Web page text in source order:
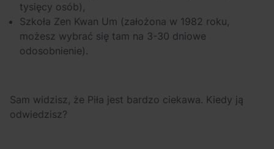
tysięcy osób),
Szkoła Zen Kwan Um (założona w 1982 roku,
możesz wybrać się tam na 3-30 dniowe
odosobnienie).
Sam widzisz, że Piła jest bardzo ciekawa. Kiedy ją
odwiedzisz?